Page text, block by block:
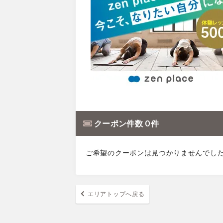
クーポン件数 0 件
ご希望のクーポンは見つかりませんでし
エリアトップへ戻る